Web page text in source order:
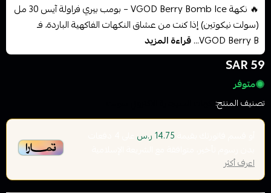
🔥 نكهة VGOD Berry Bomb Ice – بومب بيري فراولة آيس 30 مل
(سولت نيكوتين) إذا كنت من عشاق النكهات الفاكهية الباردة، فـ
VGOD Berry B... قراءة المزيد
59 SAR
متوفر
تصنيف المنتج:
14.75 ر.س
اعرف أكثر